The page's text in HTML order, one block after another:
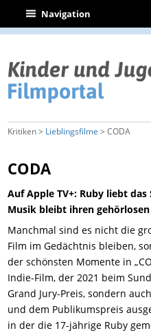
| Navigation
Kritiken > Lieblingsfilme > CODA
CODA
Auf Apple TV+: Ruby liebt
Musik bleibt ihren
Manchmal sind es nicht die
Film im Gedächtnis bleiben,
der schönsten Momente in
Indie-Film, der 2021 beim
Grand Jury-Preis, sondern
und dem Publikumspreis
in der die 17-jährige Ruby